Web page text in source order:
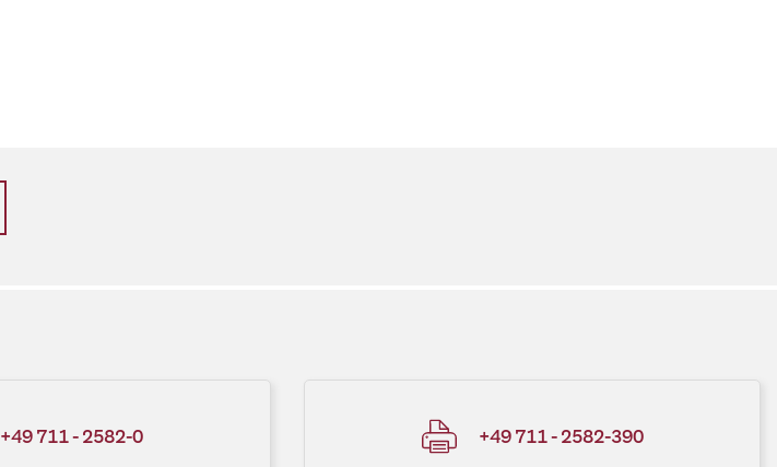
+49 711 - 2582-0 +49 711 - 2582-390